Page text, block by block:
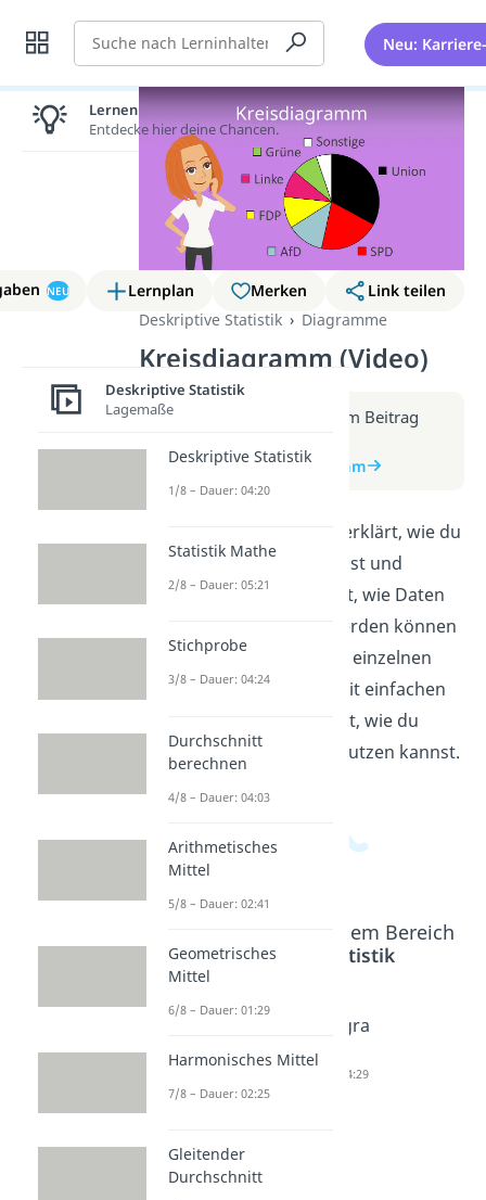
Suche Neu:
NEU Lernplan Merken
Link teilen
Deskriptive Statistik
Diagramme
Kreisdiagramm (Video)
Weitere Infos erhältst du im Beitrag
zum Beitrag: Kreisdiagramm
In diesem Video wird dir erklärt, wie du
ein Kreisdiagramm erstellst und
interpretierst. Du erfährst, wie Daten
prozentual dargestellt werden können
und wie du die Größe der einzelnen
Abschnitte berechnest. Mit einfachen
Beispielen wird dir gezeigt, wie du
Kreisdiagramme richtig nutzen kannst.
Beliebte Inhalte aus dem Bereich
Deskriptive Statistik
agramm
Säulendi
Dauer: 03:05
agramm
Histogra
mm
Dauer: 04:29
Lernen lohnt sich!
Entdecke hier deine Chancen.
Deskriptive Statistik
Lagemaße
Deskriptive Statistik
1/8 – Dauer: 04:20
Statistik Mathe
2/8 – Dauer: 05:21
Stichprobe
3/8 – Dauer: 04:24
Durchschnitt
berechnen
4/8 – Dauer: 04:03
Arithmetisches
Mittel
5/8 – Dauer: 02:41
Geometrisches
Mittel
6/8 – Dauer: 01:29
Harmonisches Mittel
7/8 – Dauer: 02:25
Gleitender
Durchschnitt